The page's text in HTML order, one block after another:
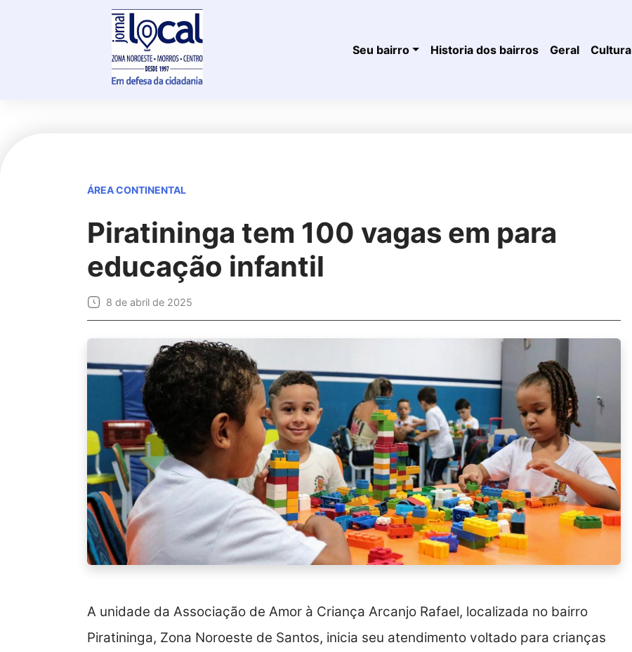
Seu bairro Historia dos bairros Geral Cultura
ÁREA CONTINENTAL
Piratininga tem 100 vagas em para
educação infantil
8 de abril de 2025
A unidade da Associação de Amor à Criança Arcanjo Rafael, localizada no bairro
Piratininga, Zona Noroeste de Santos, inicia seu atendimento voltado para crianças